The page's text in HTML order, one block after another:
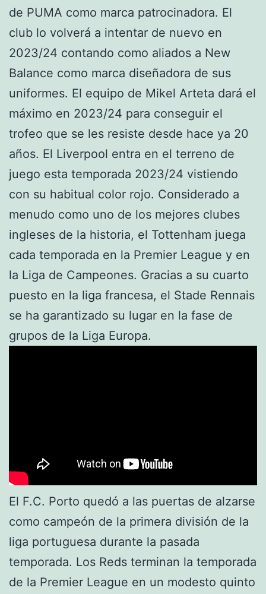
de PUMA como marca patrocinadora. El
club lo volverá a intentar de nuevo en
2023/24 contando como aliados a New
Balance como marca diseñadora de sus
uniformes. El equipo de Mikel Arteta dará el
máximo en 2023/24 para conseguir el
trofeo que se les resiste desde hace ya 20
años. El Liverpool entra en el terreno de
juego esta temporada 2023/24 vistiendo
con su habitual color rojo. Considerado a
menudo como uno de los mejores clubes
ingleses de la historia, el Tottenham juega
cada temporada en la Premier League y en
la Liga de Campeones. Gracias a su cuarto
puesto en la liga francesa, el Stade Rennais
se ha garantizado su lugar en la fase de
grupos de la Liga Europa.
El F.C. Porto quedó a las puertas de alzarse
como campeón de la primera división de la
liga portuguesa durante la pasada
temporada. Los Reds terminan la temporada
de la Premier League en un modesto quinto